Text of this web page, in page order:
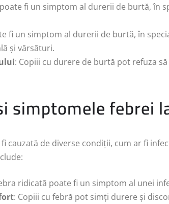
fi un simptom al durerii de burtă, în
fi un simptom al durerii de burtă, în
și vărsături.
: Copiii cu durere de burtă pot refuza
simptomele febrei
cauzată de diverse condiții, cum ar fi
ridicată poate fi un simptom al unei
: Copiii cu febră pot simți durere și